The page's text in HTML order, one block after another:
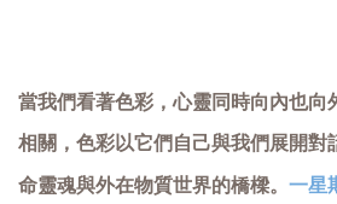
當我們看著色彩，心靈同時向內也向
相關，色彩以它們自己與我們展開對
命靈魂與外在物質世界的橋樑。 一星